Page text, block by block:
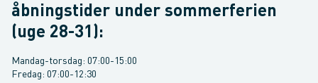
åbningstider under sommerferien
(uge 28-31):
Mandag-torsdag: 07:00-15:00
Fredag: 07:00-12:30